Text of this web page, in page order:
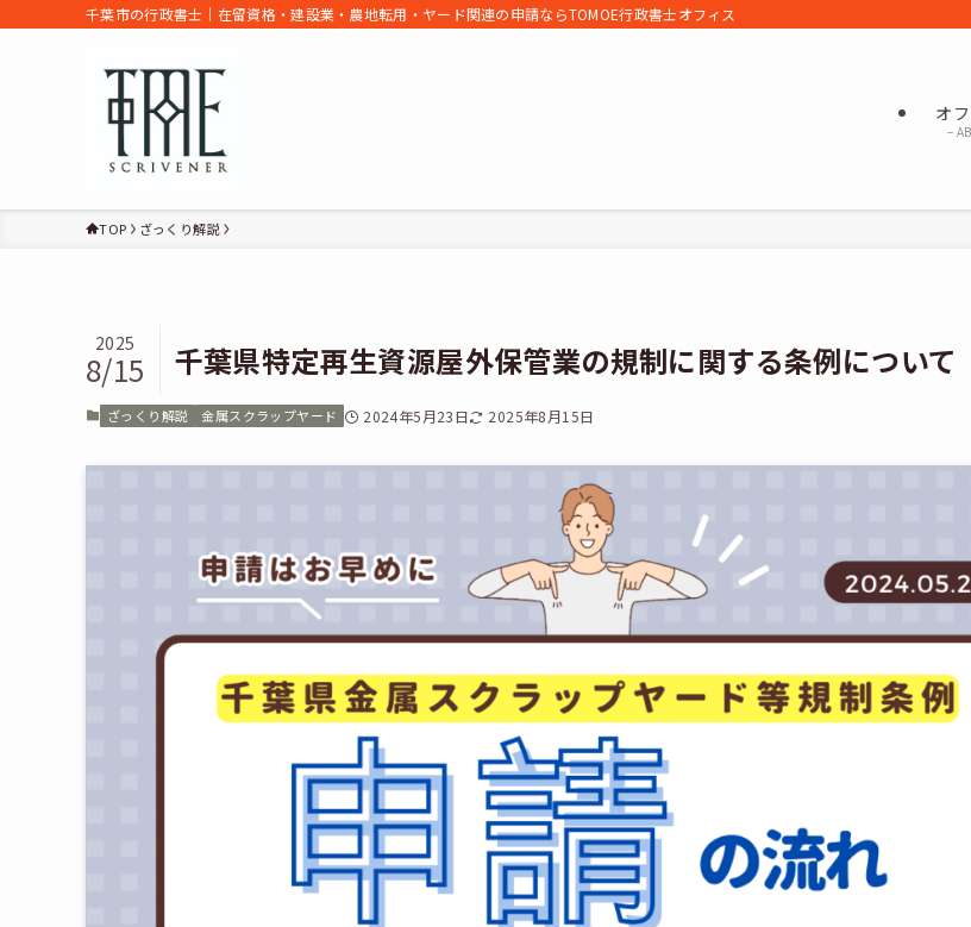
千葉市の行政書士｜在留資格・建設業・農地転用・ヤード関連の申請ならTOMOE行政書士オフィス
オ
–
TOP ざっくり解説
千葉県特定再生資源屋外保管業の規制に関する条例について
2025
8/15
ざっくり解説 金属スクラップヤード 2024年5月23日 2025年8月15日